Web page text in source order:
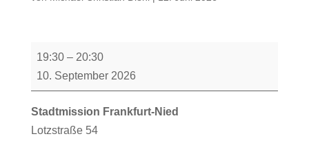
Gebetsstunde
@
Stadtmission
Frankfurt-
Nied
19:30 – 20:30
10. September 2026
Stadtmission Frankfurt-Nied
Lotzstraße 54